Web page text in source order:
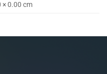
× 0.00 cm